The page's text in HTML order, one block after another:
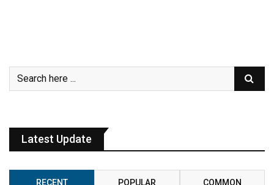
Latest Update
RECENT POPULAR COMMON